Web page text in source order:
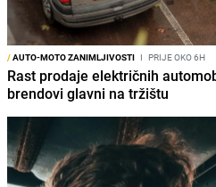
/AUTO-MOTO ZANIMLJIVOSTI I PRIJE OKO 6H
Rast prodaje električnih
brendovi glavni na tržištu